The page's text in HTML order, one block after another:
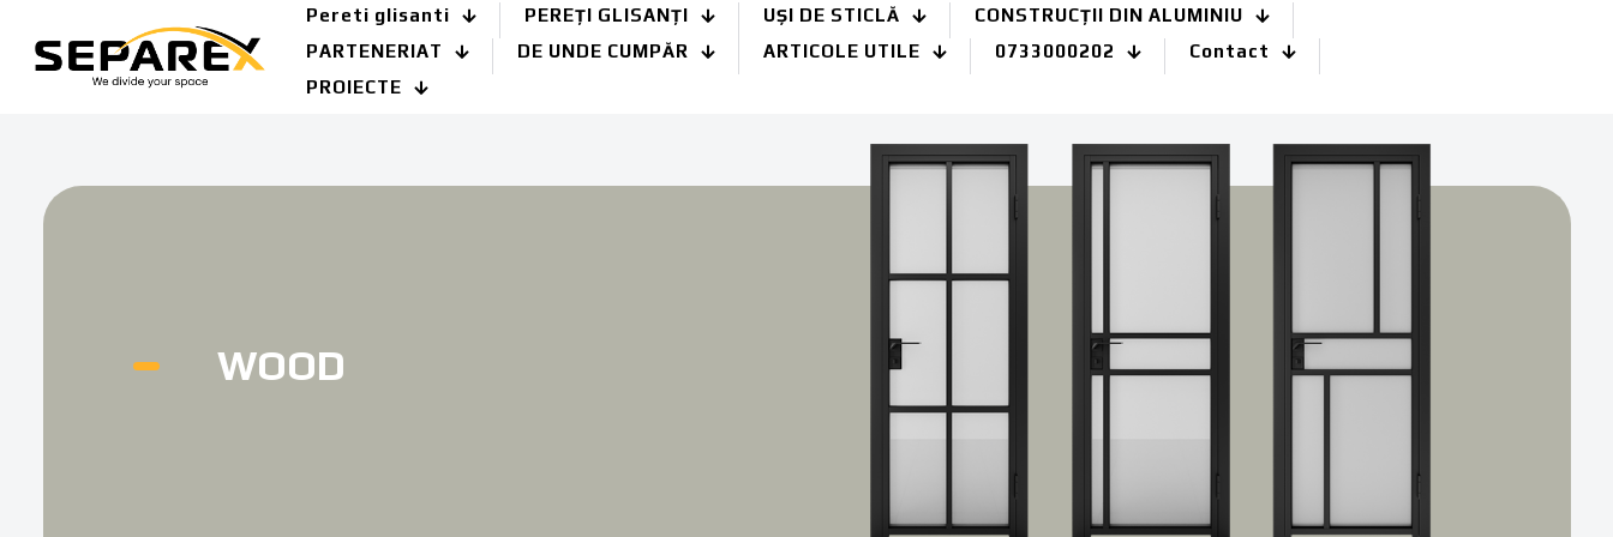
Pereti glisanti PEREȚI GLISANȚI UȘI DE STICLĂ
CONSTRUCȚII DIN ALUMINIU
PARTENERIAT
DE UNDE CUMPĂR ARTICOLE UTILE 0733000202
Contact
PROIECTE
WOOD